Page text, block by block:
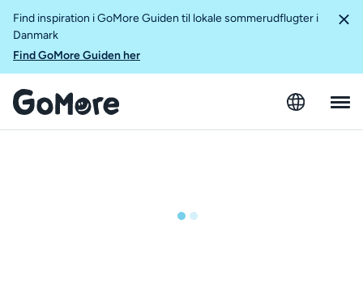
Find inspiration i GoMore Guiden til lokale sommerudflugter i
Danmark
Find GoMore Guiden her